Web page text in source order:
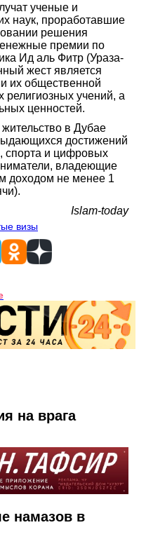
ученые и
наук, проработавшие
решения
премии по
Ид аль Фитр (Ураза-
жест является
их общественной
учений, а
ценностей.
в Дубае
достижений
спорта и цифровых
владеющие
доходом не менее 1
Islam-today
визы
на врага
намазов в